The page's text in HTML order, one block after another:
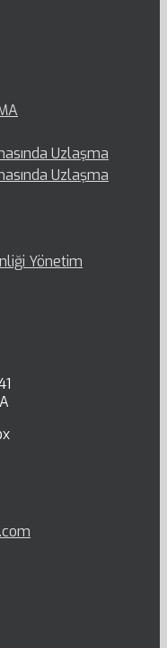
Uzlaşma
Uzlaşma
Yönetim